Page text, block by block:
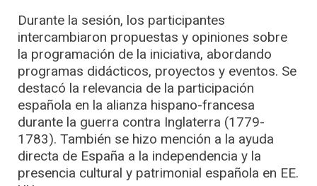
Durante la sesión, los participantes
intercambiaron propuestas y opiniones sobre
la programación de la iniciativa, abordando
programas didácticos, proyectos y eventos. Se
destacó la relevancia de la participación
española en la alianza hispano-francesa
durante la guerra contra Inglaterra (1779-
1783). También se hizo mención a la ayuda
directa de España a la independencia y la
presencia cultural y patrimonial española en EE.